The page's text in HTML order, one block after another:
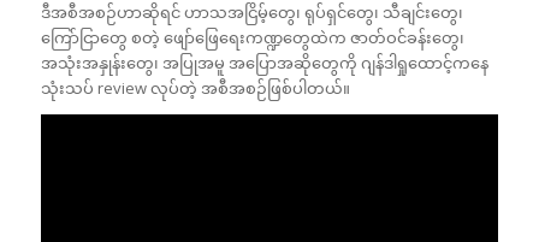
ဒီအစီအစဉ်ဟာဆိုရင် ဟာသအငြိမ့်တွေ၊ ရုပ်ရှင်တွေ၊ သီချင်းတွေ၊
ကြော်ငြာတွေ စတဲ့ ဖျော်ဖြေရေးကဏ္ဍတွေထဲက ဇာတ်ဝင်ခန်းတွေ၊
အသုံးအနှုန်းတွေ၊ အပြုအမူ အပြောအဆိုတွေကို ဂျန်ဒါရှုထောင့်ကနေ
သုံးသပ် review လုပ်တဲ့ အစီအစဉ်ဖြစ်ပါတယ်။